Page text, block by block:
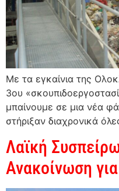
Με τα εγκαίνια της
3ου
μπαίνουμε σε μια νέα
στήριξαν διαχρονικά
Λαϊκή
Ανακοίνωση